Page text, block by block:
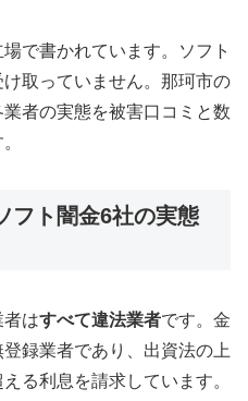
で書かれています。ソフト
取っていません。那珂市の
者の実態を被害口コミと数
フト闇金6社の実態
者はすべて違法業者です。金
録業者であり、出資法の上
る利息を請求しています。